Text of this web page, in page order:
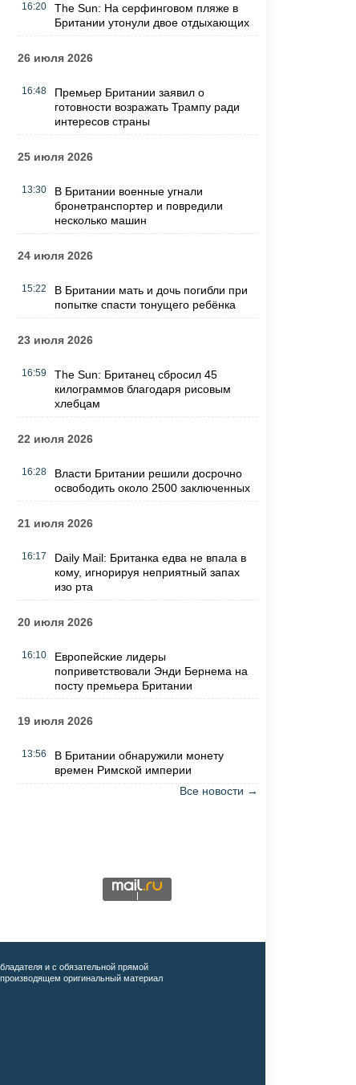
16:20
The Sun: На серфинговом пляже в
Британии утонули двое отдыхающих
26 июля 2026
16:48
Премьер Британии заявил о
готовности возражать Трампу ради
интересов страны
25 июля 2026
13:30
В Британии военные угнали
бронетранспортер и повредили
несколько машин
24 июля 2026
15:22
В Британии мать и дочь погибли при
попытке спасти тонущего ребёнка
23 июля 2026
16:59
The Sun: Британец сбросил 45
килограммов благодаря рисовым
хлебцам
22 июля 2026
16:28
Власти Британии решили досрочно
освободить около 2500 заключенных
21 июля 2026
16:17
Daily Mail: Британка едва не впала в
кому, игнорируя неприятный запах
изо рта
20 июля 2026
16:10
Европейские лидеры
поприветствовали Энди Бернема на
посту премьера Британии
19 июля 2026
13:56
В Британии обнаружили монету
времен Римской империи
Все новости →
и с обязательной прямой
оригинальный материал